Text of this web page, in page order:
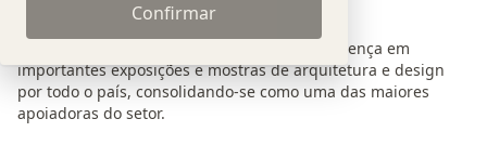
Confirmar
Lider pelo Brasil
Ao longo dos anos, a Lider tem marcado presença em
importantes exposições e mostras de arquitetura e design
por todo o país, consolidando-se como uma das maiores
apoiadoras do setor.